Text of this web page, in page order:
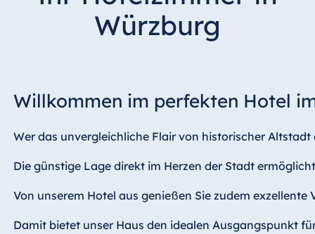
Hotel Bonn
Hotel Bremen
Hotel Düsseldorf
Hotel am
Fulda
Airport Hotel
Hannover
Hotel Ingolstadt
Würzburg
Willkommen im perfekten Hotel
Wer das unvergleichliche Flair von historischer
Die günstige Lage direkt im Herzen der Stadt
Von unserem Hotel aus genießen Sie zudem
Damit bietet unser Haus den idealen Ausgangspunkt